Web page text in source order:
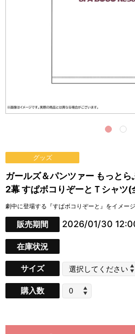
グッズ
ガールズ＆パンツァー もっと
2幕 すぱボコりぞーとＴシャツ(
劇中に登場する『すぱボコりぞーと』をイメー
販売期間 2026/01/30
在庫状況
サイズ
購入数